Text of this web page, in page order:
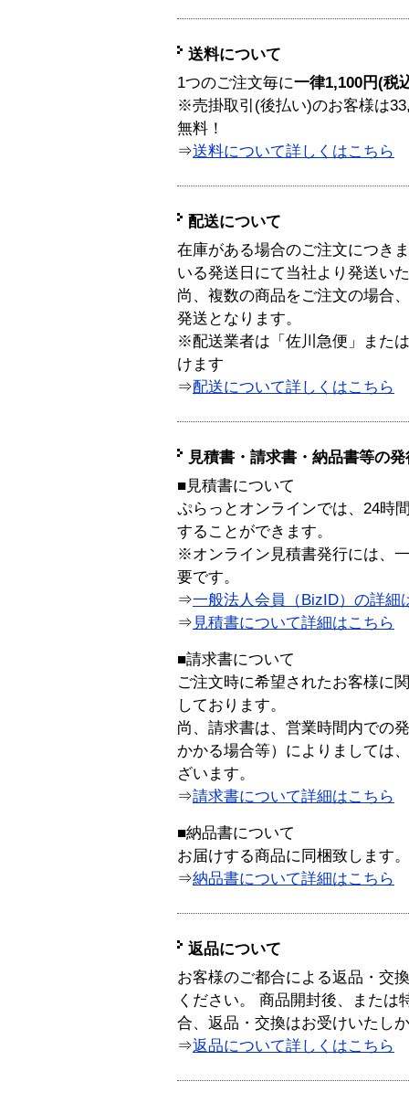
送料について
1つのご注文毎に一律1,100円(税
※売掛取引(後払い)のお客様は
無料！
⇒送料について詳しくはこちら
配送について
在庫がある場合のご注文につき
いる発送日にて当社より発送い
尚、複数の商品をご注文の場合
発送となります。
※配送業者は「佐川急便」また
けます
⇒配送について詳しくはこちら
見積書・請求書・納品書等の
■見積書について
ぷらっとオンラインでは、24時
することができます。
※オンライン見積書発行には、
要です。
⇒一般法人会員（BizID）の詳細
⇒ 見積書について詳細はこちら
■請求書について
ご注文時に希望されたお客様に
しております。
尚、請求書は、営業時間内での
かかる場合等）によりましては
ざいます。
⇒請求書について詳細はこちら
■納品書について
お届けする商品に同梱致します。
⇒納品書について詳細はこちら
返品について
お客様のご都合による返品・交
ください。 商品開封後、または
合、返品・交換はお受けいたし
⇒返品について詳しくはこちら